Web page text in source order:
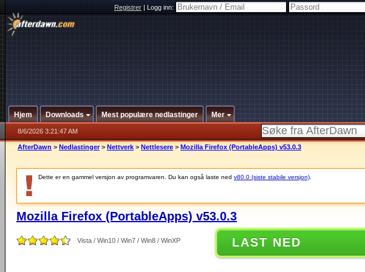
Registrer|Logg inn:
Hjem Downloads Mest populære nedlastinger Mer
8/6/2026 3:21:47 AM
AfterDawn > Nedlastinger > Nettverk > Nettlesere > Mozilla Firefox (PortableApps) v53.0.3
Dette er en gammel versjon av programvaren. Du kan også laste ned v80.0 (siste stabile versjon)
Mozilla Firefox (PortableApps) v53.0.3
Vista / Win10 / Win7 / Win8 / WinXP LAST NED